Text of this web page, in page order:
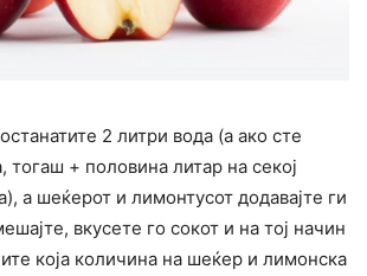
2 литри вода (а ако сте
тогаш + половина литар на секој
а шеќерот и лимонтусот додавајте ги
вкусете го сокот и на тој начин
која количина на шеќер и лимонска